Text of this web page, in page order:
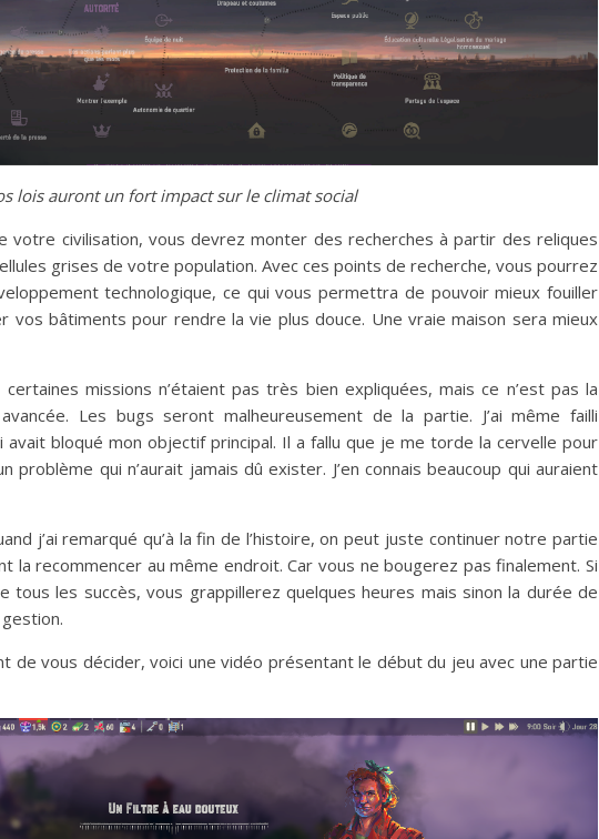
lois auront un fort impact sur le climat social
votre civilisation, vous devrez monter des recherches à partir des reliques
grises de votre population. Avec ces points de recherche, vous pourrez
technologique, ce qui vous permettra de pouvoir mieux fouiller
vos bâtiments pour rendre la vie plus douce. Une vraie maison sera mieux
missions n’étaient pas très bien expliquées, mais ce n’est pas la
Les bugs seront malheureusement de la partie. J’ai même failli
avait bloqué mon objectif principal. Il a fallu que je me torde la cervelle pour
qui n’aurait jamais dû exister. J’en connais beaucoup qui auraient
j’ai remarqué qu’à la fin de l’histoire, on peut juste continuer notre partie
la recommencer au même endroit. Car vous ne bougerez pas finalement. Si
tous les succès, vous grappillerez quelques heures mais sinon la durée de
de vous décider, voici une vidéo présentant le début du jeu avec une partie